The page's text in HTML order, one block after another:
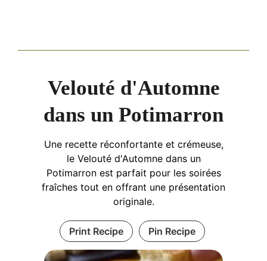
Velouté d'Automne
dans un Potimarron
Une recette réconfortante et crémeuse,
le Velouté d'Automne dans un
Potimarron est parfait pour les soirées
fraîches tout en offrant une présentation
originale.
Print Recipe Pin Recipe